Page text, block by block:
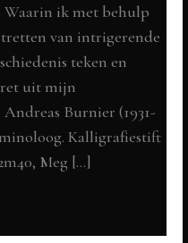
Waarin ik met behulp
van intrigerende
teken en
uit mijn
Burnier (1931-
Kalligrafiestift
Meg […]